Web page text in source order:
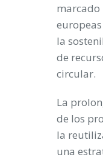
la
de
circular.
La
de los
la
una